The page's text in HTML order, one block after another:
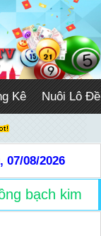
Kê Nuôi Lô Đề
07/08/2026
bạch kim